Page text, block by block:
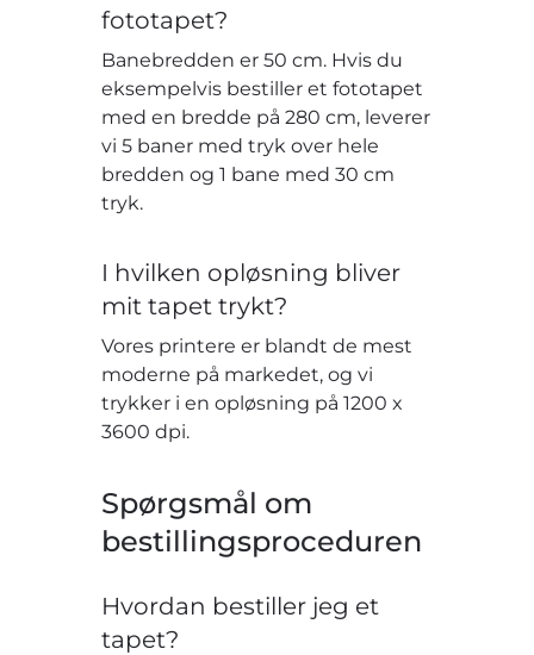
fototapet?
Banebredden er 50 cm. Hvis du
eksempelvis bestiller et fototapet
med en bredde på 280 cm, leverer
vi 5 baner med tryk over hele
bredden og 1 bane med 30 cm
tryk.
I hvilken opløsning bliver
mit tapet trykt?
Vores printere er blandt de mest
moderne på markedet, og vi
trykker i en opløsning på 1200 x
3600 dpi.
Spørgsmål om
bestillingsproceduren
Hvordan bestiller jeg et
tapet?